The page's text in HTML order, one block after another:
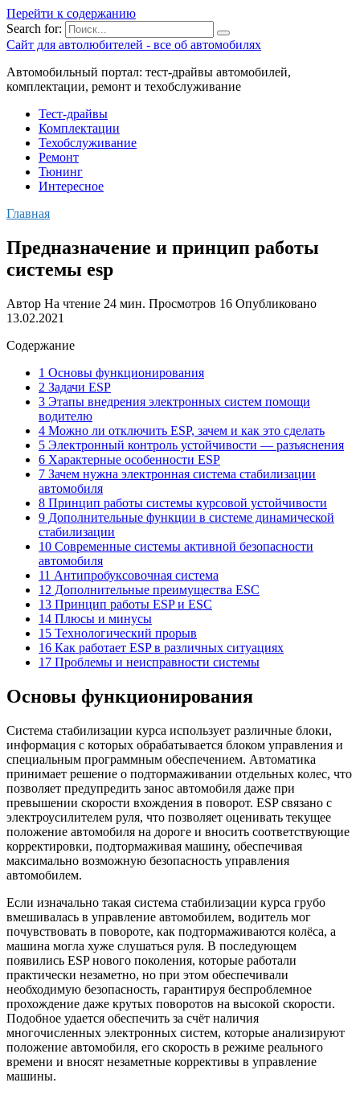
Перейти к содержанию
Search for:
Сайт для автолюбителей - все об автомобилях
Автомобильный портал: тест-драйвы автомобилей,
комплектации, ремонт и техобслуживание
Тест-драйвы
Комплектации
Техобслуживание
Ремонт
Тюнинг
Интересное
Главная
Предназначение и принцип работы
системы esp
Автор На чтение 24 мин. Просмотров 16 Опубликовано
13.02.2021
Содержание
1 Основы функционирования
2 Задачи ESP
3 Этапы внедрения электронных систем помощи
водителю
4 Можно ли отключить ESP, зачем и как это сделать
5 Электронный контроль устойчивости — разъяснения
6 Характерные особенности ESP
7 Зачем нужна электронная система стабилизации
автомобиля
8 Принцип работы системы курсовой устойчивости
9 Дополнительные функции в системе динамической
стабилизации
10 Современные системы активной безопасности
автомобиля
11 Антипробуксовочная система
12 Дополнительные преимущества ESC
13 Принцип работы ESP и ESC
14 Плюсы и минусы
15 Технологический прорыв
16 Как работает ESP в различных ситуациях
17 Проблемы и неисправности системы
Основы функционирования
Система стабилизации курса использует различные блоки,
информация с которых обрабатывается блоком управления и
специальным программным обеспечением. Автоматика
принимает решение о подтормаживании отдельных колес, что
позволяет предупредить занос автомобиля даже при
превышении скорости вхождения в поворот. ESP связано с
электроусилителем руля, что позволяет оценивать текущее
положение автомобиля на дороге и вносить соответствующие
корректировки, подтормаживая машину, обеспечивая
максимально возможную безопасность управления
автомобилем.
Если изначально такая система стабилизации курса грубо
вмешивалась в управление автомобилем, водитель мог
почувствовать в повороте, как подтормаживаются колёса, а
машина могла хуже слушаться руля. В последующем
появились ESP нового поколения, которые работали
практически незаметно, но при этом обеспечивали
необходимую безопасность, гарантируя беспроблемное
прохождение даже крутых поворотов на высокой скорости.
Подобное удается обеспечить за счёт наличия
многочисленных электронных систем, которые анализируют
положение автомобиля, его скорость в режиме реального
времени и вносят незаметные коррективы в управление
машины.